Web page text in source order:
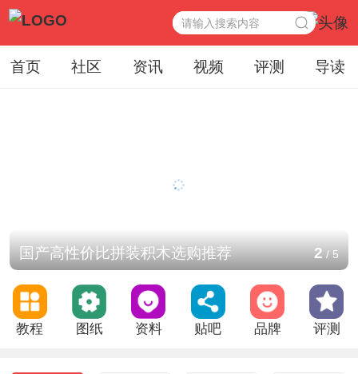
首页 社区 资讯 视频 评测 导读
国产高性价比拼装积木选购推荐 2 / 5
教程 图纸 资料 贴吧 品牌 评测